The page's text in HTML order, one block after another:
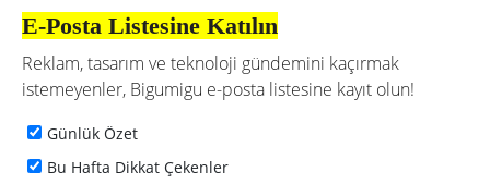
E-Posta Listesine Katılın
Reklam, tasarım ve teknoloji gündemini kaçırmak
istemeyenler, Bigumigu e-posta listesine kayıt olun!
Günlük Özet
Bu Hafta Dikkat Çekenler